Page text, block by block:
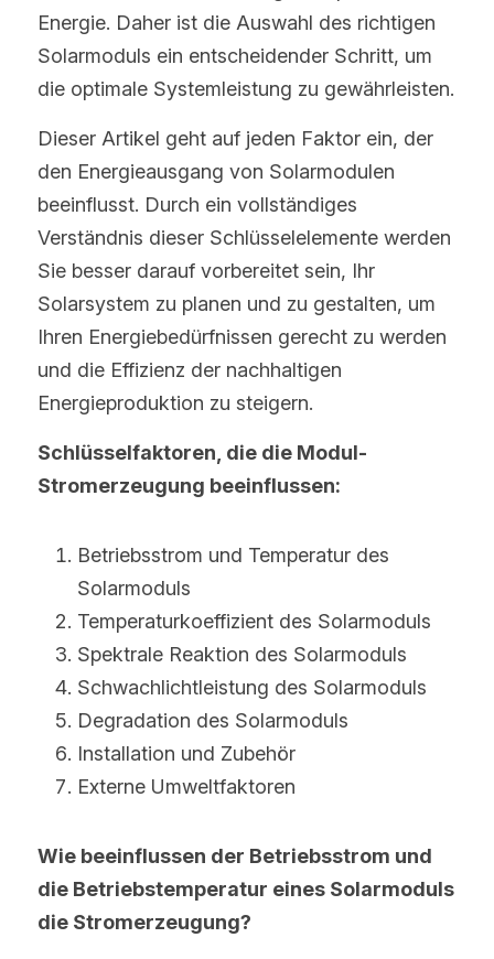
Energie. Daher ist die Auswahl des richtigen
Solarmoduls ein entscheidender Schritt, um
die optimale Systemleistung zu gewährleisten.
Dieser Artikel geht auf jeden Faktor ein, der
den Energieausgang von Solarmodulen
beeinflusst. Durch ein vollständiges
Verständnis dieser Schlüsselelemente werden
Sie besser darauf vorbereitet sein, Ihr
Solarsystem zu planen und zu gestalten, um
Ihren Energiebedürfnissen gerecht zu werden
und die Effizienz der nachhaltigen
Energieproduktion zu steigern.
Schlüsselfaktoren, die die Modul-
Stromerzeugung beeinflussen:
Betriebsstrom und Temperatur des
Solarmoduls
Temperaturkoeffizient des Solarmoduls
Spektrale Reaktion des Solarmoduls
Schwachlichtleistung des Solarmoduls
Degradation des Solarmoduls
Installation und Zubehör
Externe Umweltfaktoren
Wie beeinflussen der Betriebsstrom und
die Betriebstemperatur eines Solarmoduls
die Stromerzeugung?